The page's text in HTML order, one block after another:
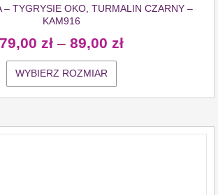
– TYGRYSIE OKO, TURMALIN CZARNY –
KAM916
79,00 zł – 89,00 zł
WYBIERZ ROZMIAR